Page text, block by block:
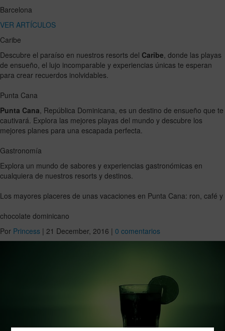
Barcelona
VER ARTÍCULOS
Caribe
Descubre el paraíso en nuestros resorts del Caribe , donde las playas
de ensueño, el lujo incomparable y experiencias únicas te esperan
para crear recuerdos inolvidables.
Punta Cana
Punta Cana , República Dominicana, es un destino de ensueño que te
cautivará. Explora las mejores playas del mundo y descubre los
mejores planes para una escapada perfecta.
Gastronomía
Explora un mundo de sabores y experiencias gastronómicas en
cualquiera de nuestros resorts y destinos.
Los mayores placeres de unas vacaciones en Punta Cana: ron, café y
chocolate dominicano
Por Princess | 21 December, 2016 | 0 comentarios